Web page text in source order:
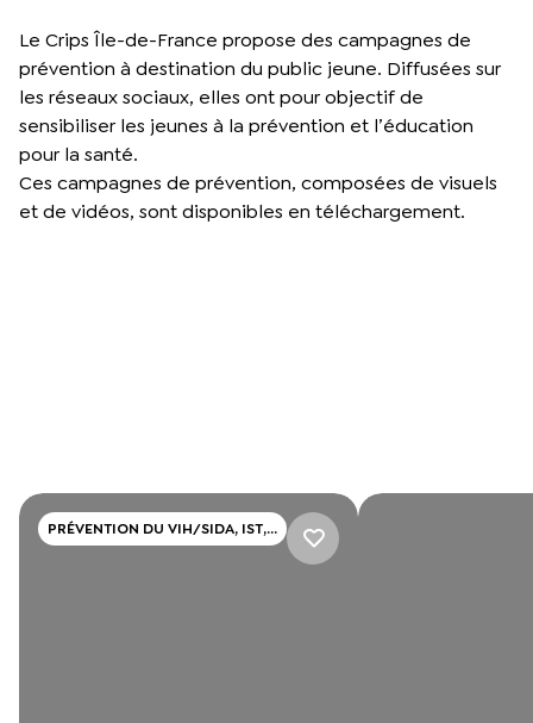
Le Crips Île-de-France propose des campagnes de
prévention à destination du public jeune. Diffusées sur
les réseaux sociaux, elles ont pour objectif de
sensibiliser les jeunes à la prévention et l’éducation
pour la santé.
Ces campagnes de prévention, composées de visuels
et de vidéos, sont disponibles en téléchargement.
PRÉVENTION DU VIH/SIDA, IST,
HÉPATITE